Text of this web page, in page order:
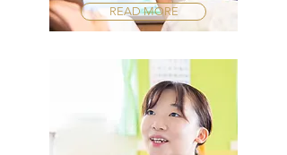
READ MORE